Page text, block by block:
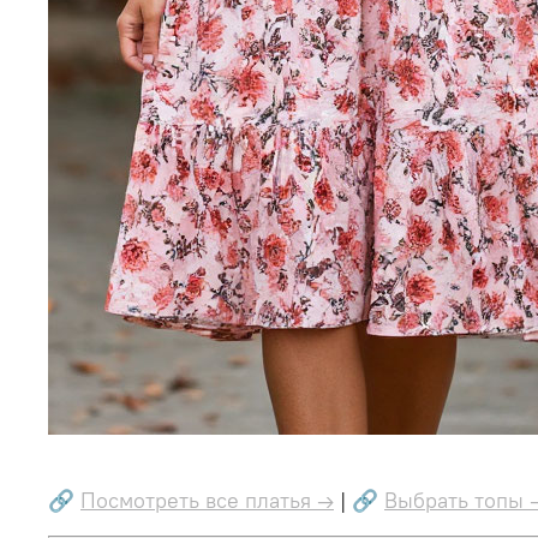
🔗 Посмотреть все платья → | 🔗 Выбрать топы